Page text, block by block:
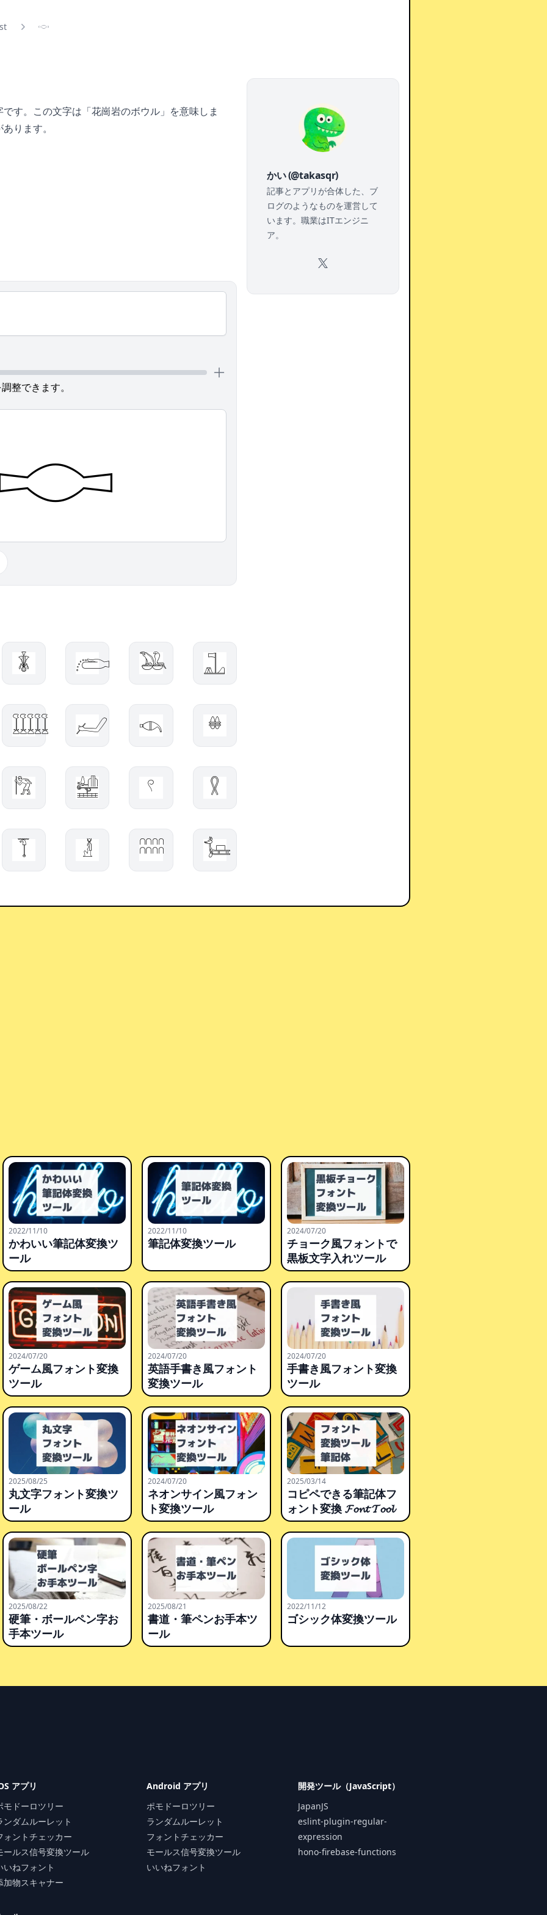
𓎷
す。この文字は「花崗岩のボウル」を意味しま
ります。
整できます。
𓇈 𓂨 𓅒 𓊻
𓇀 𓃈 𓊷 𓏉
𓀗 𓉄 𓍢 𓍳
𓄾 𓁥 𓎍 𓍄
かい (@takasqr)
記事とアプリが合体した、ブ
ログのようなものを運営して
います。職業はITエンジニ
ア。
X
2022/11/10
かわいい筆記体変換ツ
ール
2022/11/10
筆記体変換ツール
2024/07/20
チョーク風フォントで
黒板文字入れツール
2024/07/20
ゲーム風フォント変換
ツール
2024/07/20
英語手書き風フォント
変換ツール
2024/07/20
手書き風フォント変換
ツール
2025/08/25
丸文字フォント変換ツ
ール
2024/07/20
ネオンサイン風フォン
ト変換ツール
2025/03/14
コピペできる筆記体フ
ォント変換 𝓕𝓸𝓷𝓽 𝓣𝓸𝓸𝓵
2025/08/22
硬筆・ボールペン字お
手本ツール
2025/08/21
書道・筆ペンお手本ツ
ール
2022/11/12
ゴシック体変換ツール
アプリ
モドーロツリー
ンダムルーレット
ォントチェッカー
ールス信号変換ツール
いねフォント
加物スキャナー
Android アプリ
ポモドーロツリー
ランダムルーレット
フォントチェッカー
モールス信号変換ツール
いいねフォント
開発ツール（JavaScript）
JapanJS
eslint-plugin-regular-
expression
hono-firebase-functions